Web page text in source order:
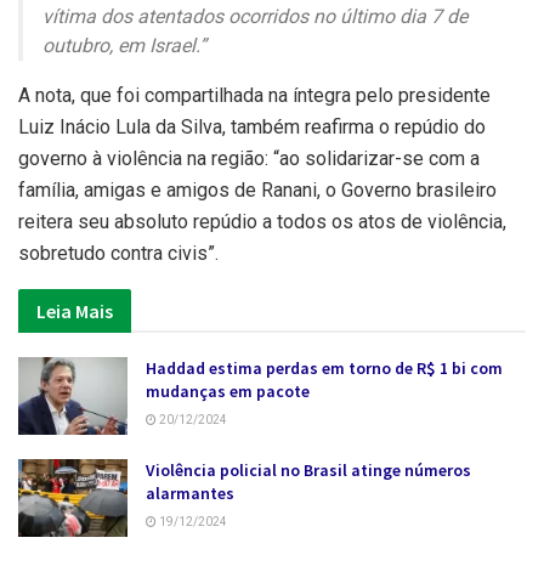
vítima dos atentados ocorridos no último dia 7 de
outubro, em Israel.”
A nota, que foi compartilhada na íntegra pelo presidente
Luiz Inácio Lula da Silva, também reafirma o repúdio do
governo à violência na região: “ao solidarizar-se com a
família, amigas e amigos de Ranani, o Governo brasileiro
reitera seu absoluto repúdio a todos os atos de violência,
sobretudo contra civis”.
Leia Mais
Haddad estima perdas em torno de R$ 1 bi com
mudanças em pacote
20/12/2024
Violência policial no Brasil atinge números
alarmantes
19/12/2024